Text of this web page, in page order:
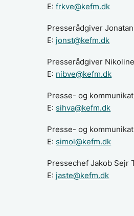
E:frkve@kefm.dk
Presserådgiver
E: jonst@kefm.dk
Presserådgiver
E: nibve@kefm.dk
Presse- og
E: sihva@kefm.dk
Presse- og
E: simol@kefm.dk
Pressechef Jakob Sejr
E: jaste@kefm.dk